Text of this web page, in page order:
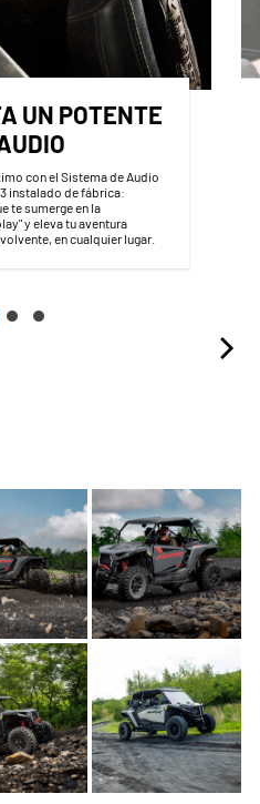
UN POTENTE
con el Sistema de Audio
instalado de fábrica:
te sumerge en la
y eleva tu aventura
en cualquier lugar.